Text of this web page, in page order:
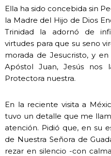
Ella ha sido concebida sin
la Madre del Hijo de Dios
Trinidad la adornó de
virtudes para que su seno
morada de Jesucristo, y
Apóstol Juan, Jesús
Protectora nuestra.
En la reciente visita a
tuvo un detalle que me
atención. Pidió que, en su
de Nuestra Señora de
rezar en silencio -con